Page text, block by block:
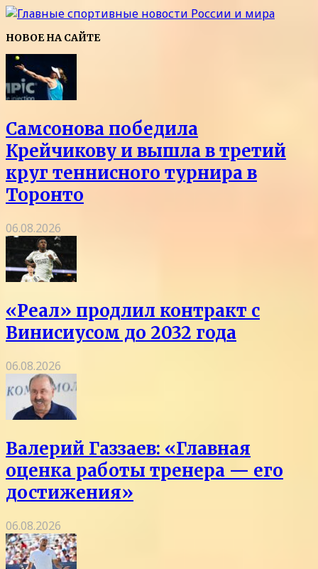
НОВОЕ НА САЙТЕ
Самсонова победила
Крейчикову и вышла в третий
круг теннисного турнира в
Торонто
06.08.2026
«Реал» продлил контракт с
Винисиусом до 2032 года
06.08.2026
Валерий Газзаев: «Главная
оценка работы тренера — его
достижения»
06.08.2026